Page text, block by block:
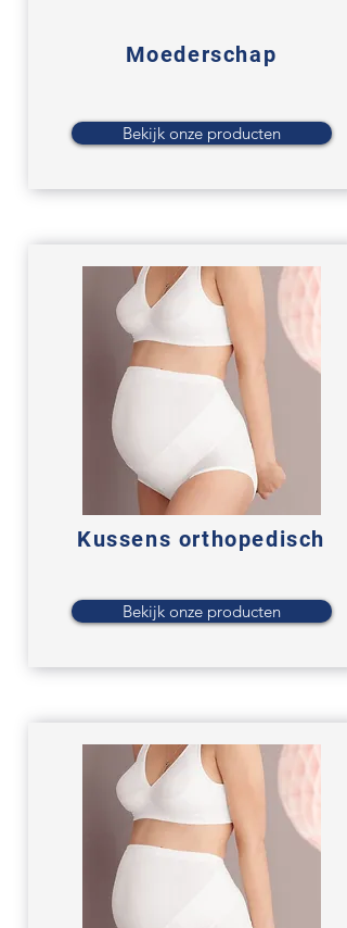
Moederschap
Bekijk onze producten
Kussens orthopedisch
Bekijk onze producten